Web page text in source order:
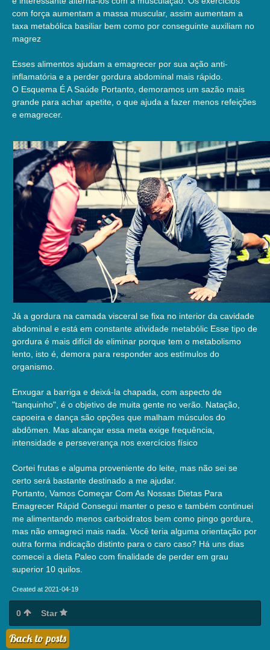
com força aumentam a massa muscular, assim aumentam a
taxa metabólica basiliar bem como por conseguinte auxiliam no
magrez
Esses alimentos ajudam a emagrecer por sua ação anti-
inflamatória e a perder gordura abdominal mais rápido.
O Esquema É A Saúde Portanto, demoramos um sazão mais
grande para achar apetite, o que ajuda a fazer menos refeições
e emagrecer.
Já a gordura na camada visceral se fixa no interior da cavidade
abdominal e está em constante atividade metabólic Esse tipo de
gordura é mais difícil de eliminar porque tem o metabolismo
lento, isto é, demora para responder aos estímulos do
organismo.
Enxugar a barriga e deixá-la chapada, com aspecto de
"tanquinho", é o objetivo de muita gente no verão. Natação,
capoeira e dança são opções que malham músculos do
abdômen. Mas alcançar essa meta exige frequência,
intensidade e perseverança nos exercícios físico
Cortei frutas e alguma proveniente do leite, mas não sei se
certo será bastante destinado a me ajudar.
Portanto, Vamos Começar Com As Nossas Dietas Para
Emagrecer Rápid Consegui manter o peso e também continuei
me alimentando menos carboidratos bem como pingo gordura,
mas não emagreci mais nada. Você teria alguma orientação por
outra forma indicação distinto para o caro caso? Há uns dias
comecei a dieta Paleo com finalidade de perder em grau
superior 10 quilos.
Created at 2021-04-19
0 Star
Back to posts